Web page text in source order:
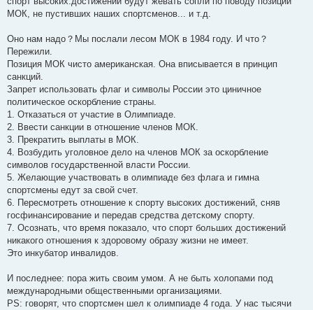
МОК, не пустивших наших спортсменов... и т.д.
Оно нам надо？Мы послали лесом МОК в 1984 году. И что？
Пережили.
Позиция МОК чисто американская. Она вписывается в принцип
санкций.
Запрет использовать флаг и символы России это циничное
политическое оскорбление страны.
1. Отказаться от участие в Олимпиаде.
2. Ввести санкции в отношение членов МОК.
3. Прекратить выплаты в МОК.
4. Возбудить уголовное дело на членoв МОК за оскорбление
символов государственной власти России.
5. Желающие участвовать в олимпиаде без флага и гимна
спортсмены едут за свой счет.
6. Пересмотреть отношение к спорту высоких достижений, сняв
госфинансирование и передав средства детскому спорту.
7. Осознать, что время показало, что спорт больших достижений
никакого отношения к здоровому образу жизни не имеет.
Это инкубатор инвалидов.
И последнее: пора жить своим умом. А не быть холопами под
международными общественными организациями.
PS: говорят, что спортсмен шел к олимпиаде 4 года. У нас тысячи